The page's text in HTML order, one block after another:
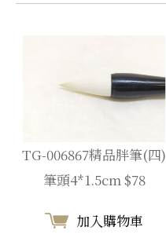
TG-006867精品胖筆(四)
筆頭4*1.5cm $78
加入購物車